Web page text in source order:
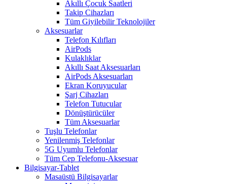
Akıllı Çocuk Saatleri
Takip Cihazları
Tüm Giyilebilir Teknolojiler
Aksesuarlar
Telefon Kılıfları
AirPods
Kulaklıklar
Akıllı Saat Aksesuarları
AirPods Aksesuarları
Ekran Koruyucular
Şarj Cihazları
Telefon Tutucular
Dönüştürücüler
Tüm Aksesuarlar
Tuşlu Telefonlar
Yenilenmiş Telefonlar
5G Uyumlu Telefonlar
Tüm Cep Telefonu-Aksesuar
Bilgisayar-Tablet
Masaüstü Bilgisayarlar